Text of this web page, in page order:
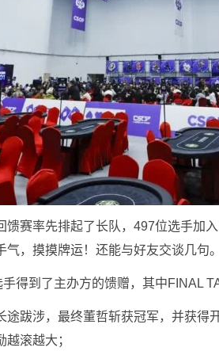
馈赛率先排起了长队，497位选手加
，摸摸牌运！还能与好友交谈几句。
得到了主办方的馈赠，其中FINAL
途跋涉，最终董哲斩获冠军，并获得
滚越大；